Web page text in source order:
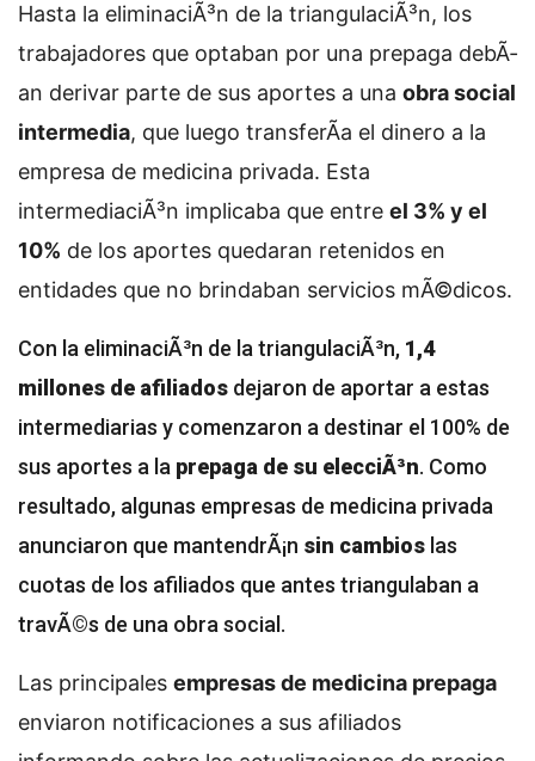
Hasta la eliminaciÃ³n de la triangulaciÃ³n, los
trabajadores que optaban por una prepaga debÃ­
an derivar parte de sus aportes a una obra social
intermedia, que luego transferÃ­a el dinero a la
empresa de medicina privada. Esta
intermediaciÃ³n implicaba que entre el 3% y el
10% de los aportes quedaran retenidos en
entidades que no brindaban servicios mÃ©dicos.
Con la eliminaciÃ³n de la triangulaciÃ³n, 1,4
millones de afiliados dejaron de aportar a estas
intermediarias y comenzaron a destinar el 100% de
sus aportes a la prepaga de su elecciÃ³n. Como
resultado, algunas empresas de medicina privada
anunciaron que mantendrÃ¡n sin cambios las
cuotas de los afiliados que antes triangulaban a
travÃ©s de una obra social.
Las principales empresas de medicina prepaga
enviaron notificaciones a sus afiliados